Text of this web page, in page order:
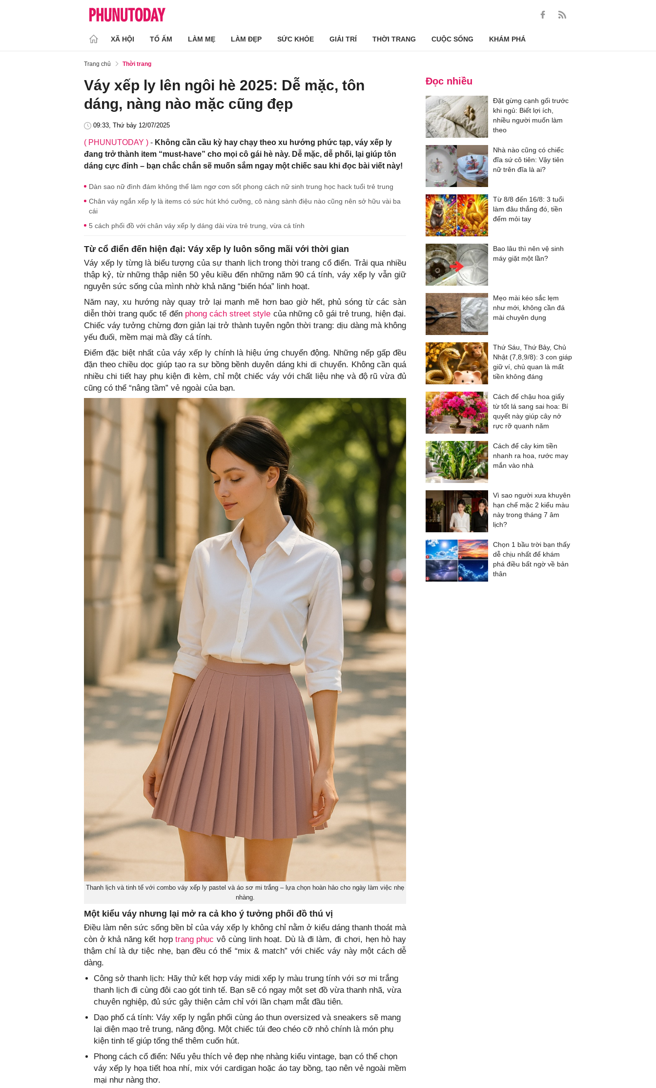
XÃ HỘI TỔ ẤM LÀM MẸ LÀM ĐẸP SỨC KHỎE GIẢI TRÍ THỜI TRANG CUỘC SỐNG KHÁM PHÁ
Trang chủ Thời trang
Váy xếp ly lên ngôi hè 2025: Dễ mặc, tôn
dáng, nàng nào mặc cũng đẹp
09:33, Thứ bảy 12/07/2025
( PHUNUTODAY ) - Không cần cầu kỳ hay chạy theo xu hướng phức tạp, váy xếp ly
đang trở thành item “must-have” cho mọi cô gái hè này. Dễ mặc, dễ phối, lại giúp tôn
dáng cực đỉnh – bạn chắc chắn sẽ muốn sắm ngay một chiếc sau khi đọc bài viết này!
Dàn sao nữ đình đám không thể làm ngơ cơn sốt phong cách nữ sinh trung học hack tuổi trẻ trung
Chân váy ngắn xếp ly là items có sức hút khó cưỡng, cô nàng sành điệu nào cũng nên sở hữu vài ba
cái
5 cách phối đồ với chân váy xếp ly dáng dài vừa trẻ trung, vừa cá tính
Từ cổ điển đến hiện đại: Váy xếp ly luôn sống mãi với thời gian
Váy xếp ly từng là biểu tượng của sự thanh lịch trong thời trang cổ điển. Trải qua nhiều
thập kỷ, từ những thập niên 50 yêu kiều đến những năm 90 cá tính, váy xếp ly vẫn giữ
nguyên sức sống của mình nhờ khả năng “biến hóa” linh hoạt.
Năm nay, xu hướng này quay trở lại mạnh mẽ hơn bao giờ hết, phủ sóng từ các sàn
diễn thời trang quốc tế đến phong cách street style của những cô gái trẻ trung, hiện đại.
Chiếc váy tưởng chừng đơn giản lại trở thành tuyên ngôn thời trang: dịu dàng mà không
yếu đuối, mềm mại mà đầy cá tính.
Điểm đặc biệt nhất của váy xếp ly chính là hiệu ứng chuyển động. Những nếp gấp đều
đặn theo chiều dọc giúp tạo ra sự bồng bềnh duyên dáng khi di chuyển. Không cần quá
nhiều chi tiết hay phụ kiện đi kèm, chỉ một chiếc váy với chất liệu nhẹ và độ rũ vừa đủ
cũng có thể “nâng tầm” vẻ ngoài của bạn.
Thanh lịch và tinh tế với combo váy xếp ly pastel và áo sơ mi trắng – lựa chọn hoàn hảo cho ngày làm việc nhẹ
nhàng.
Một kiểu váy nhưng lại mở ra cả kho ý tưởng phối đồ thú vị
Điều làm nên sức sống bền bỉ của váy xếp ly không chỉ nằm ở kiểu dáng thanh thoát mà
còn ở khả năng kết hợptrang phục vô cùng linh hoạt. Dù là đi làm, đi chơi, hẹn hò hay
thậm chí là dự tiệc nhẹ, bạn đều có thể “mix & match” với chiếc váy này một cách dễ
dàng.
Công sở thanh lịch: Hãy thử kết hợp váy midi xếp ly màu trung tính với sơ mi trắng
thanh lịch đi cùng đôi cao gót tinh tế. Bạn sẽ có ngay một set đồ vừa thanh nhã, vừa
chuyên nghiệp, đủ sức gây thiện cảm chỉ với lần chạm mắt đầu tiên.
Dạo phố cá tính: Váy xếp ly ngắn phối cùng áo thun oversized và sneakers sẽ mang
lại diện mạo trẻ trung, năng động. Một chiếc túi đeo chéo cỡ nhỏ chính là món phụ
kiện tinh tế giúp tổng thể thêm cuốn hút.
Phong cách cổ điển: Nếu yêu thích vẻ đẹp nhẹ nhàng kiểu vintage, bạn có thể chọn
váy xếp ly họa tiết hoa nhí, mix với cardigan hoặc áo tay bồng, tạo nên vẻ ngoài mềm
mại như nàng thơ.
Đọc nhiều
Đặt gừng cạnh gối trước
khi ngủ: Biết lợi ích,
nhiều người muốn làm
theo
Nhà nào cũng có chiếc
đĩa sứ cô tiên: Vậy tiên
nữ trên đĩa là ai?
Từ 8/8 đến 16/8: 3 tuổi
làm đâu thắng đó, tiền
đếm mỏi tay
Bao lâu thì nên vệ sinh
máy giặt một lần?
Mẹo mài kéo sắc lẹm
như mới, không cần đá
mài chuyên dụng
Thứ Sáu, Thứ Bảy, Chủ
Nhật (7,8,9/8): 3 con giáp
giữ ví, chủ quan là mất
tiền không đáng
Cách để chậu hoa giấy
từ tốt lá sang sai hoa: Bí
quyết này giúp cây nở
rực rỡ quanh năm
Cách để cây kim tiền
nhanh ra hoa, rước may
mắn vào nhà
Vì sao người xưa khuyên
hạn chế mặc 2 kiểu màu
này trong tháng 7 âm
lịch?
Chọn 1 bầu trời bạn thấy
dễ chịu nhất để khám
phá điều bất ngờ về bản
thân